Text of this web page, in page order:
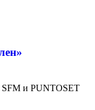
и PUNTOSET